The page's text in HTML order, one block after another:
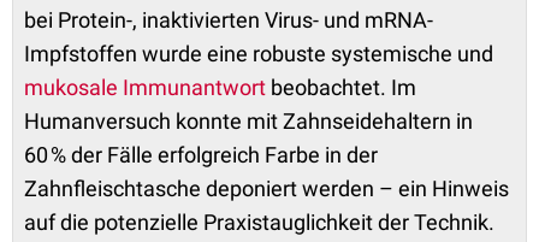
bei Protein-, inaktivierten Virus- und mRNA-
Impfstoffen wurde eine robuste systemische und
mukosale Immunantwort beobachtet. Im
Humanversuch konnte mit Zahnseidehaltern in
60 % der Fälle erfolgreich Farbe in der
Zahnfleischtasche deponiert werden – ein Hinweis
auf die potenzielle Praxistauglichkeit der Technik.